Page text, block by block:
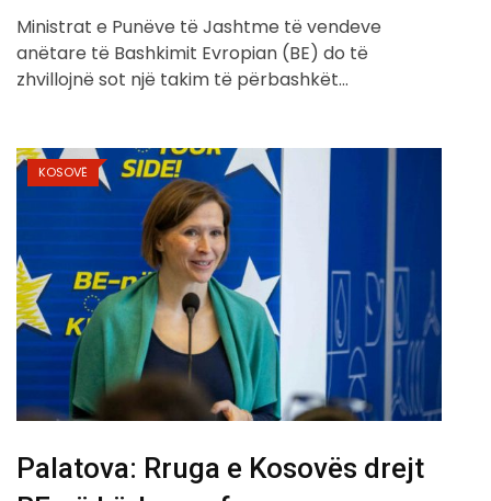
Ministrat e Punëve të Jashtme të vendeve
anëtare të Bashkimit Evropian (BE) do të
zhvillojnë sot një takim të përbashkët…
KOSOVË
Palatova: Rruga e Kosovës drejt